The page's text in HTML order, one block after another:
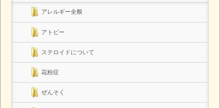
アレルギー全般
アトピー
ステロイドについて
花粉症
ぜんそく